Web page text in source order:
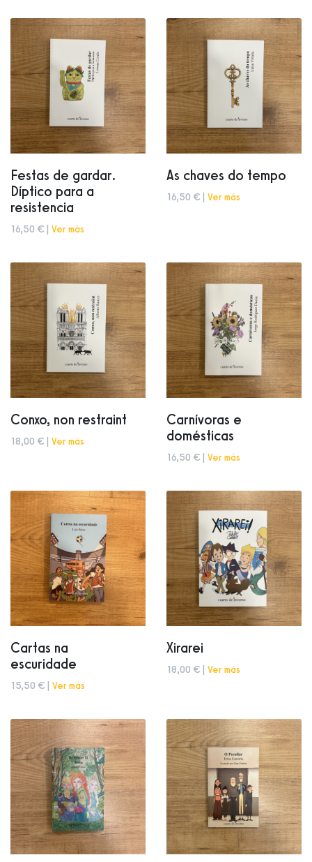
Festas de gardar.
Díptico para a
resistencia
16,50 € | Ver más
As chaves do tempo
16,50 € | Ver más
Conxo, non restraint
18,00 € | Ver más
Carnívoras e
domésticas
16,50 € | Ver más
Cartas na
escuridade
15,50 € | Ver más
Xirarei
18,00 € | Ver más